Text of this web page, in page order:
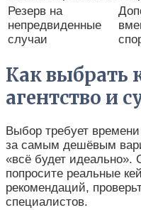
Резерв на
непредвиденные
случаи
Как выбрать
агентство и
Выбор требует
за самым дешёвым
«всё будет идеально».
попросите реальные
рекомендаций,
специалистов.